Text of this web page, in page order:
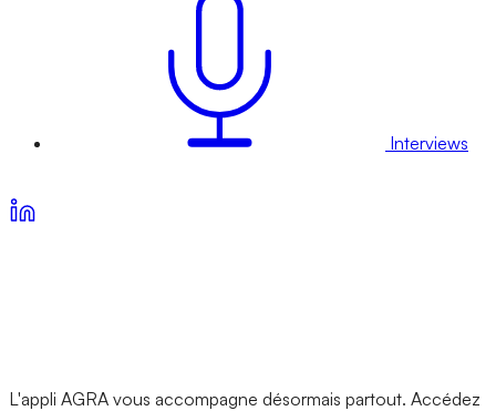
Interviews
L'appli AGRA vous accompagne désormais partout. Accédez